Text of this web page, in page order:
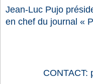
Jean-Luc Pujo
en chef du journal «
CONTACT: